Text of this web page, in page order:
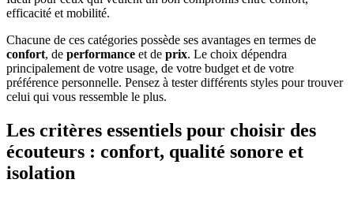
efficacité et mobilité.
Chacune de ces catégories possède ses avantages en termes de
confort, de performance et de prix. Le choix dépendra
principalement de votre usage, de votre budget et de votre
préférence personnelle. Pensez à tester différents styles pour trouver
celui qui vous ressemble le plus.
Les critères essentiels pour choisir des
écouteurs : confort, qualité sonore et
isolation